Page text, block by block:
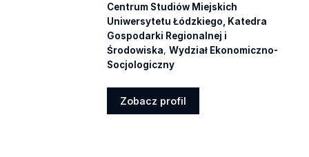
Centrum Studiów Miejskich
Uniwersytetu Łódzkiego, Katedra
Gospodarki Regionalnej i
Środowiska,Wydział Ekonomiczno-
Socjologiczny
Zobacz profil